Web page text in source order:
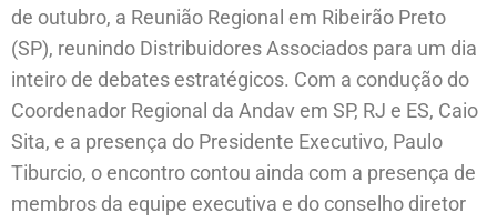
de outubro, a Reunião Regional em Ribeirão Preto
(SP), reunindo Distribuidores Associados para um dia
inteiro de debates estratégicos. Com a condução do
Coordenador Regional da Andav em SP, RJ e ES, Caio
Sita, e a presença do Presidente Executivo, Paulo
Tiburcio, o encontro contou ainda com a presença de
membros da equipe executiva e do conselho diretor